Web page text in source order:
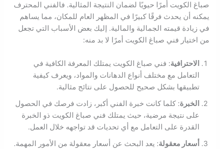
صباغ الكويت أمرًا حيويًا لضمان النتيجة المثالية. فالفني المحترف
يمكنه أن يحدث فرقًا كبيرًا في المظهر العام للمكان، مما يساهم
في زيادة قيمته الجمالية والمالية. إليك بعض الأسباب التي تجعل
من اختيار فني صباغ الكويت أمرًا لا بد منه:
الاحترافية: فني صباغ الكويت يمتلك المعرفة الكافية في
التعامل مع مختلف أنواع الدهانات والمواد، ويعرف كيفية
تطبيقها بشكل صحيح للحصول على نتائج مثالية.
الخبرة: كلما كانت خبرة الفني أكبر، زادت فرصك في الحصول
على نتيجة مرضية، حيث يمتلك فني صباغ الكويت ذو الخبرة
القدرة على التعامل مع أي تحديات قد تواجهه خلال العمل.
أسعار معقولة: يعد البحث عن أسعار معقولة من الأمور المهمة.